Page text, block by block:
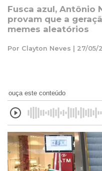
Fusca azul, Antônio
provam que a
memes aleatórios
Por Clayton Neves | 27/05/
ouça este conteúdo